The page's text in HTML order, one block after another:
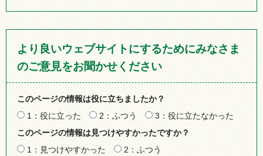
より良いウェブサイトにするためにみなさま
のご意見をお聞かせください
このページの情報は役に立ちましたか？
1：役に立った
2：ふつう
3：役に立たなかった
このページの情報は見つけやすかったですか？
1：見つけやすかった
2：ふつう